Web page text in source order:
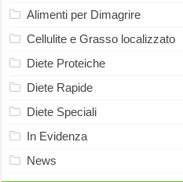
Alimenti per Dimagrire
Cellulite e Grasso localizzato
Diete Proteiche
Diete Rapide
Diete Speciali
In Evidenza
News